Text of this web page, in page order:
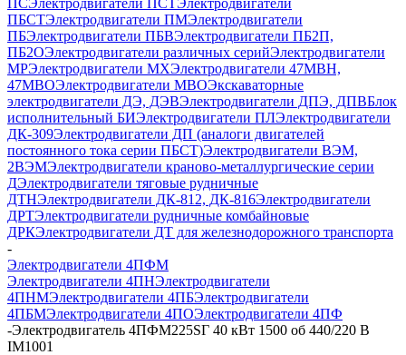
ПБСТЭлектродвигатели ПМЭлектродвигатели
ПБЭлектродвигатели ПБВЭлектродвигатели ПБ2П,
ПБ2ОЭлектродвигатели различных серийЭлектродвигатели
МРЭлектродвигатели MXЭлектродвигатели 47MBH,
47МВОЭлектродвигатели MBOЭкскаваторные
электродвигатели ДЭ, ДЭВЭлектродвигатели ДПЭ, ДПВБлок
исполнительный БИЭлектродвигатели ПЛЭлектродвигатели
ДК-309Электродвигатели ДП (аналоги двигателей
постоянного тока серии ПБСТ)Электродвигатели ВЭМ,
2ВЭМЭлектродвигатели краново-металлургические серии
ДЭлектродвигатели тяговые рудничные
ДТНЭлектродвигатели ДК-812, ДК-816Электродвигатели
ДРТЭлектродвигатели рудничные комбайновые
ДРКЭлектродвигатели ДТ для железнодорожного транспорта
-
Электродвигатели 4ПФМ
Электродвигатели 4ПНЭлектродвигатели
4ПНМЭлектродвигатели 4ПБЭлектродвигатели
4ПБМЭлектродвигатели 4ПОЭлектродвигатели 4ПФ
-Электродвигатель 4ПФМ225SГ 40 кВт 1500 об 440/220 В
IM1001